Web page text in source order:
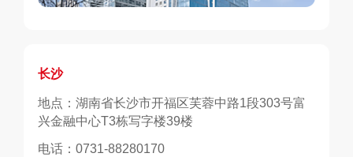
长沙
地点：湖南省长沙市开福区芙蓉中路1段303号富
兴金融中心T3栋写字楼39楼
电话：0731-88280170